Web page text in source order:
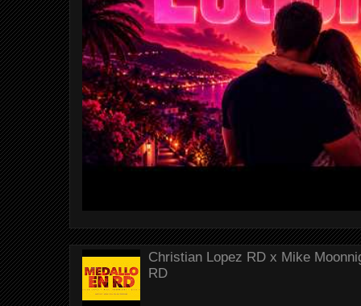
Christian Lopez RD x Mike
RD